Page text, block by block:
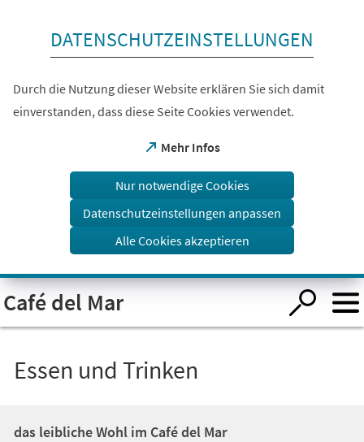
Visuelle
Assistenzsoftware
öffnen.
DATENSCHUTZEINSTELLUNGEN
Durch die Nutzung dieser Website erklären Sie sich damit
einverstanden, dass diese Seite Cookies verwendet.
Mehr Infos
(Öffnet
einem
Tab)
Nur notwendige Cookies
Datenschutzeinstellungen anpassen
Alle Cookies akzeptieren
Café del Mar
Essen und Trinken
das leibliche Wohl im Café del Mar